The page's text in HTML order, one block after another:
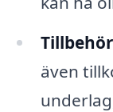
även